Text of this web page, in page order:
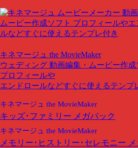
キネマージュ the MovieMaker
ウェディング 動画編集・ムービー作成
プロフィールや
エンドロールなどすぐに使えるテンプ
キネマージュ the MovieMaker
キッズ･ファミリー メガパック
キネマージュ the MovieMaker
メモリー･ヒストリー･セレモニー